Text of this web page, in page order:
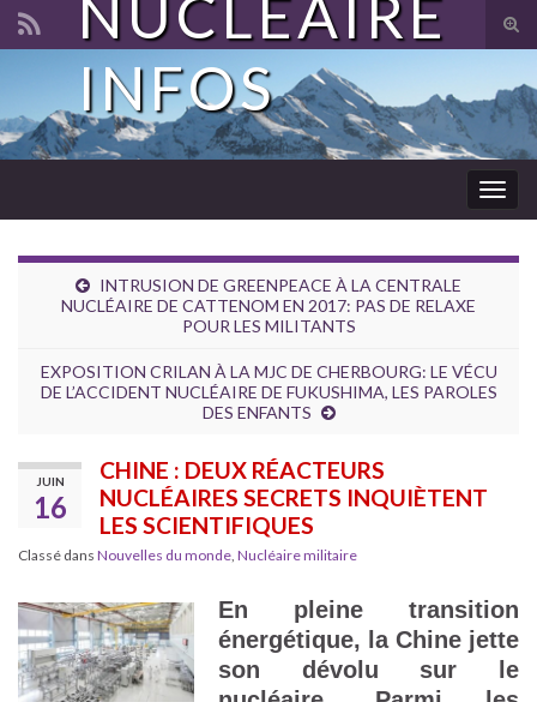
Search for:
NUCLÉAIRE
INFOS
INTRUSION DE GREENPEACE À LA CENTRALE
NUCLÉAIRE DE CATTENOM EN 2017: PAS DE RELAXE
POUR LES MILITANTS
EXPOSITION CRILAN À LA MJC DE CHERBOURG: LE VÉCU
DE L’ACCIDENT NUCLÉAIRE DE FUKUSHIMA, LES PAROLES
DES ENFANTS
JUIN
16
CHINE : DEUX RÉACTEURS
NUCLÉAIRES SECRETS INQUIÈTENT
LES SCIENTIFIQUES
Classé dans Nouvelles du monde, Nucléaire militaire
En pleine transition
énergétique, la Chine jette
son dévolu sur le